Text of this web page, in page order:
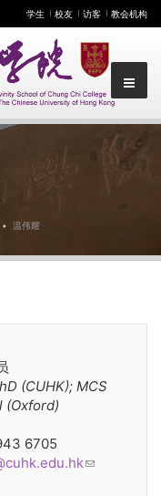
学生 校友 访客 教会机构
温伟耀
(CUHK); MCS
(Oxford)
6705
(link sends